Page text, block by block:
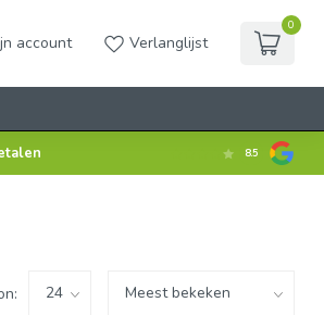
account Verlanglijst
0
8.5